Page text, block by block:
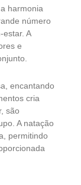
harmonia
número
A
e
encantando
cria
são
A natação
permitindo